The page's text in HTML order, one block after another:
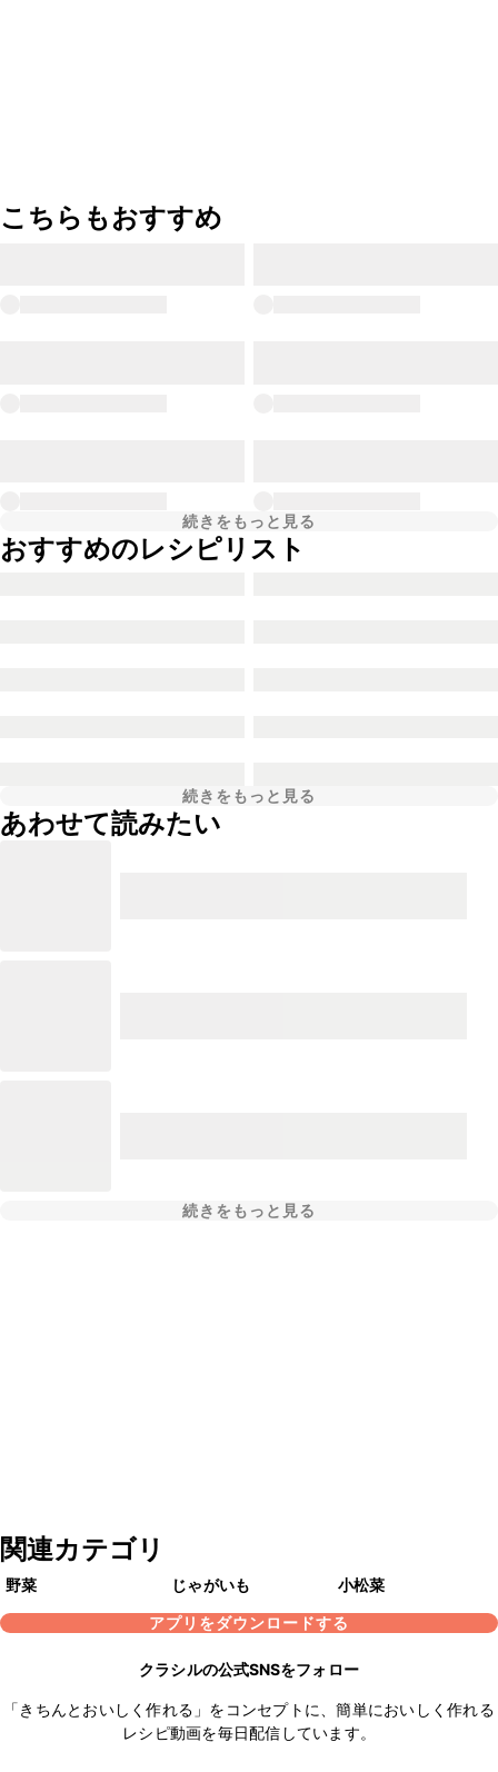
こちらもおすすめ
続きをもっと見る
おすすめのレシピリスト
続きをもっと見る
あわせて読みたい
続きをもっと見る
関連カテゴリ
野菜 じゃがいも
小松菜
アプリをダウンロードする
クラシルの公式SNSをフォロー
「きちんとおいしく作れる」をコンセプトに、簡単においしく作れる
レシピ動画を毎日配信しています。